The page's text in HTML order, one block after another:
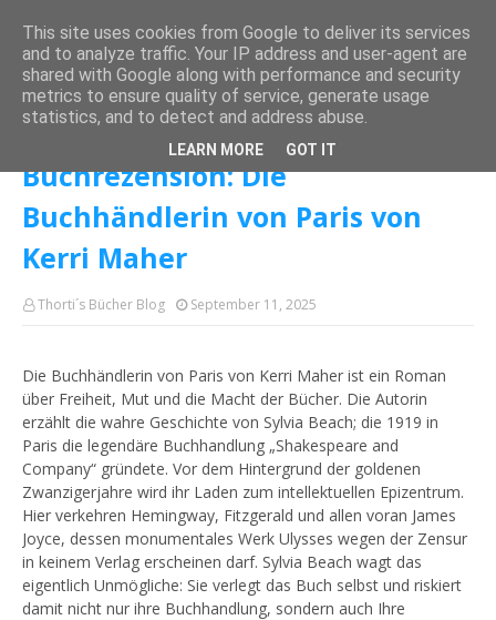
Startseite Kerri Maher Buchrezension: Die Buchhändlerin von Paris
von Kerri Maher
Buchrezension: Die
Buchhändlerin von Paris von
Kerri Maher
Thorti´s Bücher Blog September 11, 2025
Die Buchhändlerin von Paris von Kerri Maher ist ein Roman
über Freiheit, Mut und die Macht der Bücher. Die Autorin
erzählt die wahre Geschichte von Sylvia Beach; die 1919 in
Paris die legendäre Buchhandlung „Shakespeare and
Company“ gründete. Vor dem Hintergrund der goldenen
Zwanzigerjahre wird ihr Laden zum intellektuellen Epizentrum.
Hier verkehren Hemingway, Fitzgerald und allen voran James
Joyce, dessen monumentales Werk Ulysses wegen der Zensur
in keinem Verlag erscheinen darf. Sylvia Beach wagt das
eigentlich Unmögliche: Sie verlegt das Buch selbst und riskiert
damit nicht nur ihre Buchhandlung, sondern auch Ihre
This site uses cookies from Google to deliver its services
and to analyze traffic. Your IP address and user-agent are
shared with Google along with performance and security
metrics to ensure quality of service, generate usage
statistics, and to detect and address abuse.
LEARN MORE GOT IT